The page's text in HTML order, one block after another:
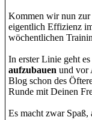
Kommen wir nun zur
eigentlich Effizienz
wöchentlichen
In erster Linie geht
aufzubauen und vor
Blog schon des
Runde mit Deinen
Es macht zwar